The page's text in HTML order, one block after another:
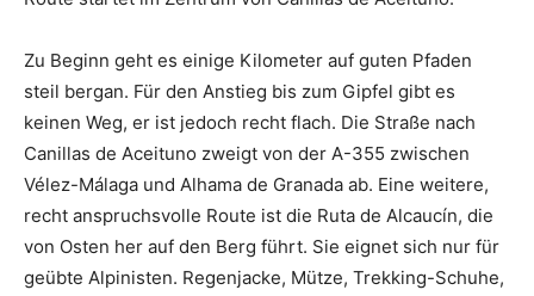
Zu Beginn geht es einige Kilometer auf guten Pfaden
steil bergan. Für den Anstieg bis zum Gipfel gibt es
keinen Weg, er ist jedoch recht flach. Die Straße nach
Canillas de Aceituno zweigt von der A-355 zwischen
Vélez-Málaga und Alhama de Granada ab. Eine weitere,
recht anspruchsvolle Route ist die Ruta de Alcaucín, die
von Osten her auf den Berg führt. Sie eignet sich nur für
geübte Alpinisten. Regenjacke, Mütze, Trekking-Schuhe,